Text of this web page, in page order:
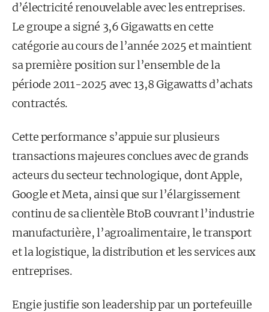
d’électricité renouvelable avec les entreprises.
Le groupe a signé 3,6 Gigawatts en cette
catégorie au cours de l’année 2025 et maintient
sa première position sur l’ensemble de la
période 2011-2025 avec 13,8 Gigawatts d’achats
contractés.
Cette performance s’appuie sur plusieurs
transactions majeures conclues avec de grands
acteurs du secteur technologique, dont Apple,
Google et Meta, ainsi que sur l’élargissement
continu de sa clientèle BtoB couvrant l’industrie
manufacturière, l’agroalimentaire, le transport
et la logistique, la distribution et les services aux
entreprises.
Engie justifie son leadership par un portefeuille